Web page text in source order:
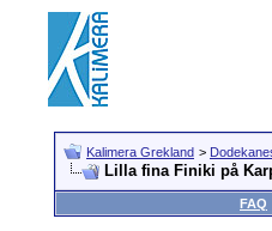
Kalimera Grekland >
Lilla fina Finiki på
FAQ